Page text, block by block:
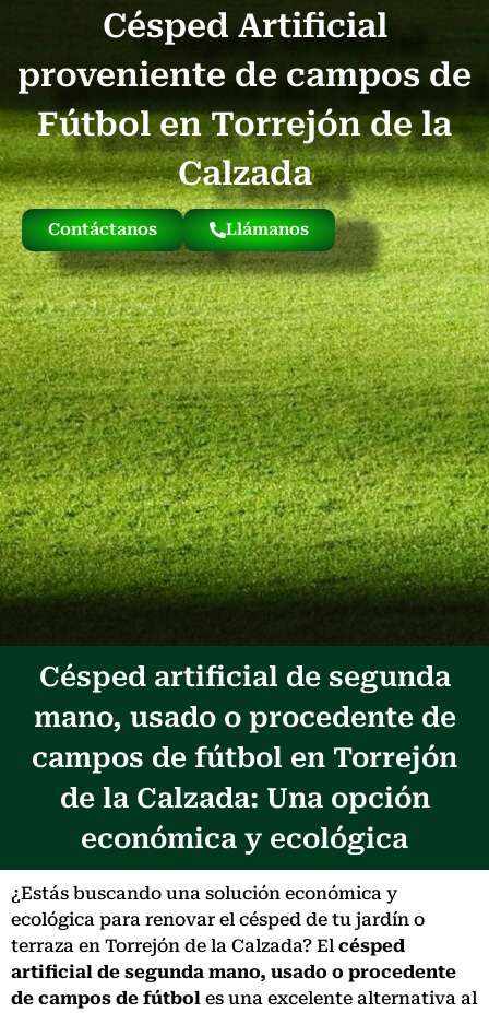
Césped Artificial
proveniente de campos de
Fútbol en Torrejón de la
Calzada
Contáctanos Llámanos
Césped artificial de segunda
mano, usado o procedente de
campos de fútbol en Torrejón
de la Calzada: Una opción
económica y ecológica
¿Estás buscando una solución económica y
ecológica para renovar el césped de tu jardín o
terraza en Torrejón de la Calzada? El césped
artificial de segunda mano, usado o procedente
de campos de fútbol es una excelente alternativa al